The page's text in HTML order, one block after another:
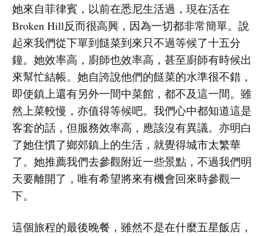
她來自菲律賓，以前在悉尼生活過，現在活在
Broken Hill反而很高興，因為一切都非常簡單。說
起來我們從下單到餸菜到來只不過等候了十五分
鐘。她效率高，廚師也效率高，甚至廚師有時候出
來幫忙結帳。她自誇說他們的餸菜的水準很不錯，
即使鎮上還有另外一間中菜館，都不及這一間。雖
然上菜較慢，亦值得等候吧。我們心中都知道這是
客套的話，但服務效率高，應該沒有異議。亦明白
了她住慣了鄉郊鎮上的生活，就覺得城市太繁華
了。她推薦我們去參觀附近一些景點，不過我們明
天要離開了，唯有希望將來有機會回來時參觀一
下。
這個旅程的最後晚餐，雖然不是在什麼五星飯店，